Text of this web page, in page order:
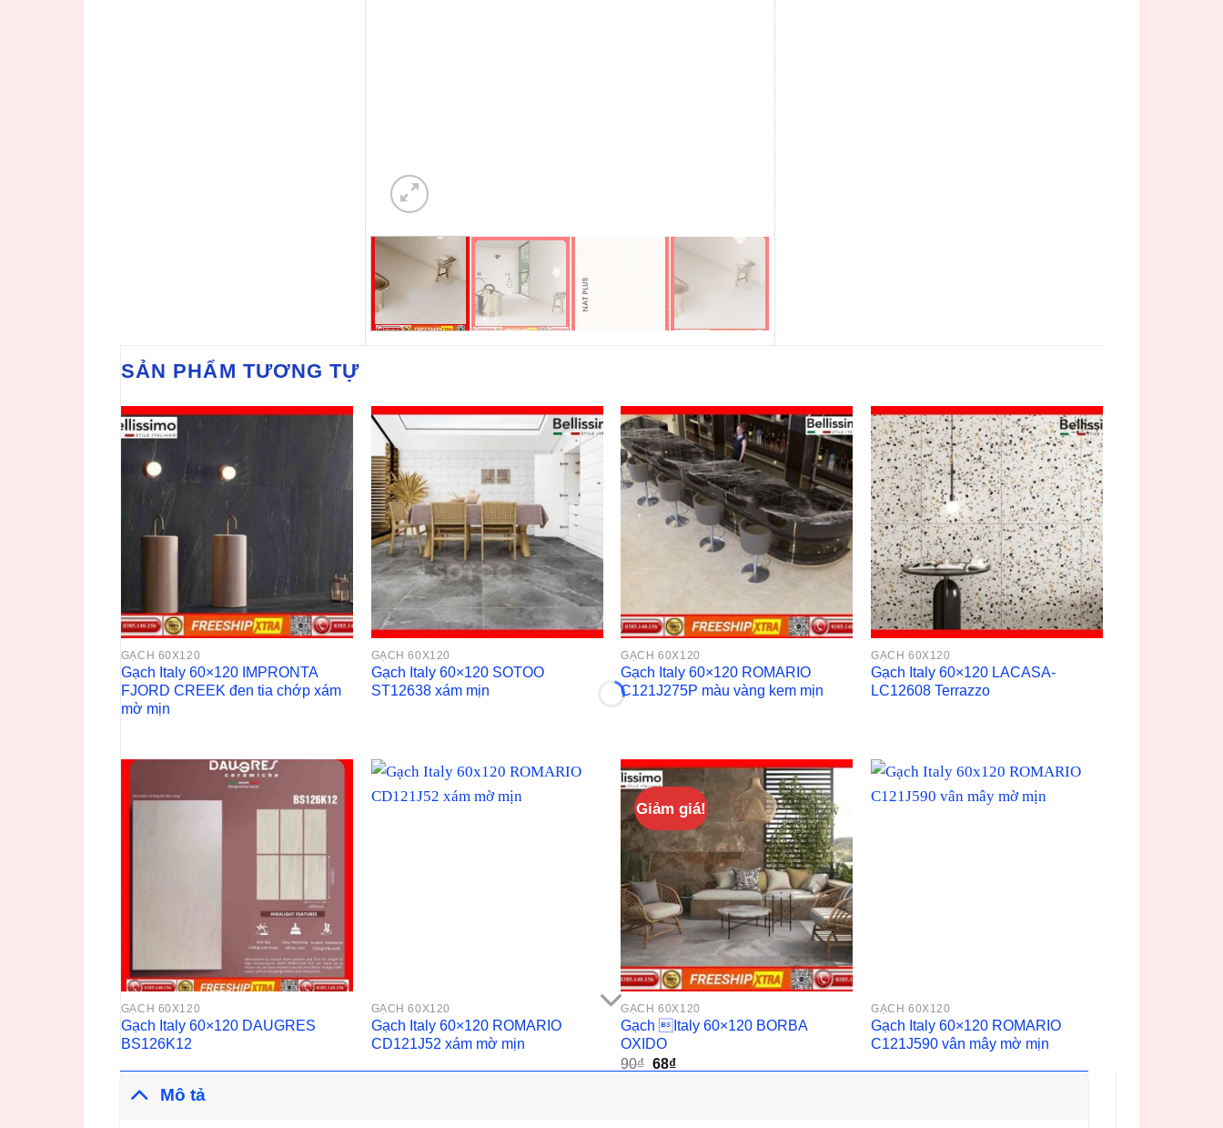
SẢN PHẨM TƯƠNG TỰ
GẠCH 60X120
Gạch Italy 60×120 IMPRONTA
FJORD CREEK đen tia chớp xám
mờ mịn
GẠCH 60X120
Gạch Italy 60×120 SOTOO
ST12638 xám mịn
GẠCH 60X120
Gạch Italy 60×120 ROMARIO
C121J275P màu vàng kem mịn
GẠCH 60X120
Gạch Italy 60×120 LACASA-
LC12608 Terrazzo
GẠCH 60X120
Gạch Italy 60×120 DAUGRES
BS126K12
GẠCH 60X120
Gạch Italy 60×120 ROMARIO
CD121J52 xám mờ mịn
Giảm giá!
GẠCH 60X120
Gạch Italy 60×120 BORBA
OXIDO
90₫ Giá
gốc
68₫Giá
hiện
GẠCH 60X120
Gạch Italy 60×120 ROMARIO
C121J590 vân mây mờ mịn
Mô tả